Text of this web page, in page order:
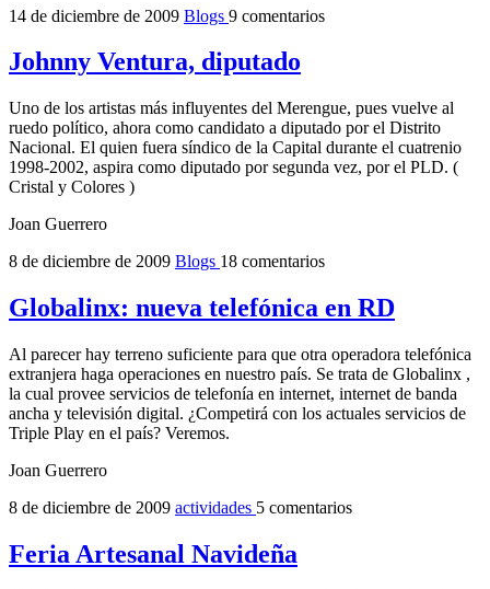
14 de diciembre de 2009 Blogs 9 comentarios
Johnny Ventura, diputado
Uno de los artistas más influyentes del Merengue, pues vuelve al
ruedo político, ahora como candidato a diputado por el Distrito
Nacional. El quien fuera síndico de la Capital durante el cuatrenio
1998-2002, aspira como diputado por segunda vez, por el PLD. (
Cristal y Colores )
Joan Guerrero
8 de diciembre de 2009 Blogs 18 comentarios
Globalinx: nueva telefónica en RD
Al parecer hay terreno suficiente para que otra operadora telefónica
extranjera haga operaciones en nuestro país. Se trata de Globalinx ,
la cual provee servicios de telefonía en internet, internet de banda
ancha y televisión digital. ¿Competirá con los actuales servicios de
Triple Play en el país? Veremos.
Joan Guerrero
8 de diciembre de 2009 actividades 5 comentarios
Feria Artesanal Navideña